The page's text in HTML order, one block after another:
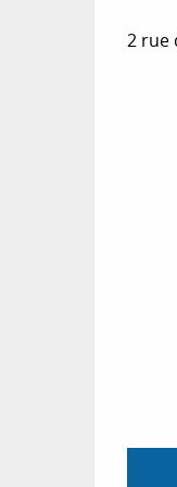
2 rue